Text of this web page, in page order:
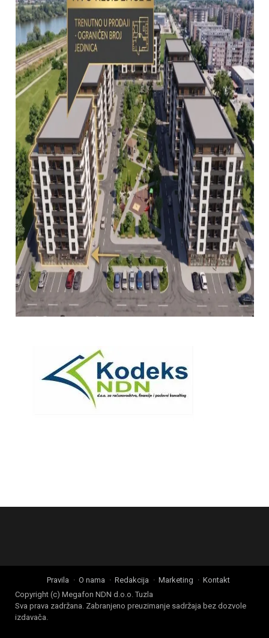
Pravila O nama Redakcija Marketing
Kontakt
Copyright (c) Megafon NDN d.o.o. Tuzla
Sva prava zadržana. Zabranjeno preuzimanje sadržaja bez dozvole
izdavača.